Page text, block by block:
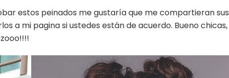
estos peinados me gustaría que me compartieran sus
a mi pagina si ustedes están de acuerdo. Bueno chicas,